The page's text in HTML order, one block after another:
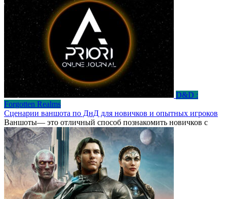
D&D :
Forgotten Realms
Сценарии ваншота по ДнД для новичков и опытных игроков
Ваншоты— это отличный способ познакомить новичков с